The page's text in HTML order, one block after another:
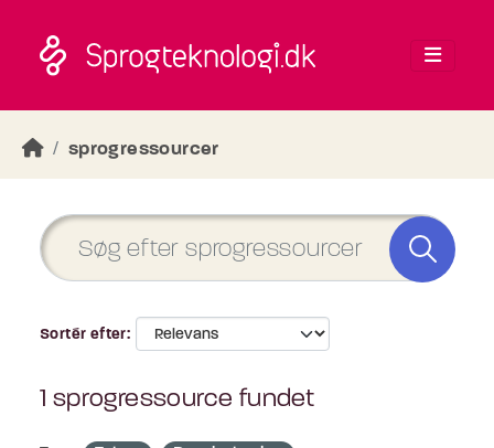
sprogressourcer
Sortér efter
1 sprogressource fundet